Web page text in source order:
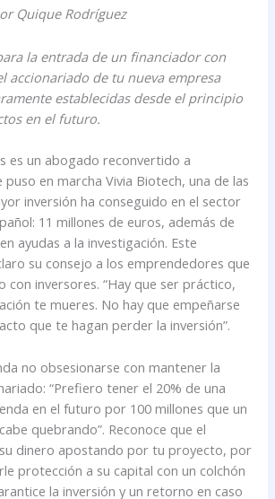
Quique Rodríguez
la entrada de un financiador con
accionariado de tu nueva empresa
establecidas desde el principio
en el futuro.
es un abogado reconvertido a
en marcha Vivia Biotech, una de las
inversión ha conseguido en el sector
11 millones de euros, además de
ayudas a la investigación. Este
su consejo a los emprendedores que
con inversores. “Hay que ser práctico,
te mueres. No hay que empeñarse
que te hagan perder la inversión”.
no obsesionarse con mantener la
“Prefiero tener el 20% de una
en el futuro por 100 millones que un
quebrando”. Reconoce que el
dinero apostando por tu proyecto, por
protección a su capital con un colchón
la inversión y un retorno en caso